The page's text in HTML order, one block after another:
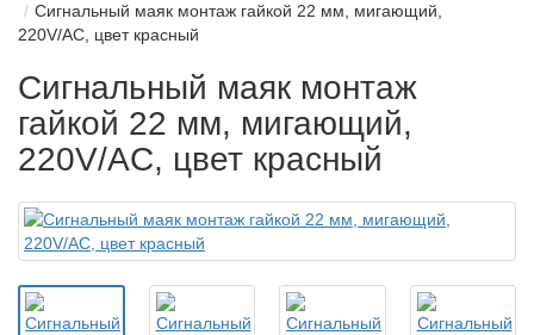
Сигнальный маяк монтаж гайкой 22 мм, мигающий,
220V/AC, цвет красный
Сигнальный маяк монтаж
гайкой 22 мм, мигающий,
220V/AC, цвет красный